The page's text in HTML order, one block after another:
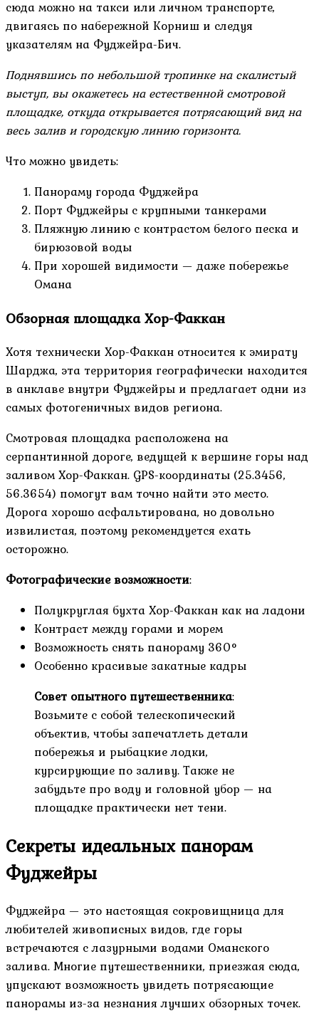
сюда можно на такси или личном транспорте,
двигаясь по набережной Корниш и следуя
указателям на Фуджейра-Бич.
Поднявшись по небольшой тропинке на скалистый
выступ, вы окажетесь на естественной смотровой
площадке, откуда открывается потрясающий вид на
весь залив и городскую линию горизонта.
Что можно увидеть:
Панораму города Фуджейра
Порт Фуджейры с крупными танкерами
Пляжную линию с контрастом белого песка и
бирюзовой воды
При хорошей видимости — даже побережье
Омана
Обзорная площадка Хор-Факкан
Хотя технически Хор-Факкан относится к эмирату
Шарджа, эта территория географически находится
в анклаве внутри Фуджейры и предлагает одни из
самых фотогеничных видов региона.
Смотровая площадка расположена на
серпантинной дороге, ведущей к вершине горы над
заливом Хор-Факкан. GPS-координаты (25.3456,
56.3654) помогут вам точно найти это место.
Дорога хорошо асфальтирована, но довольно
извилистая, поэтому рекомендуется ехать
осторожно.
Фотографические возможности:
Полукруглая бухта Хор-Факкан как на ладони
Контраст между горами и морем
Возможность снять панораму 360°
Особенно красивые закатные кадры
Совет опытного путешественника:
Возьмите с собой телескопический
объектив, чтобы запечатлеть детали
побережья и рыбацкие лодки,
курсирующие по заливу. Также не
забудьте про воду и головной убор — на
площадке практически нет тени.
Секреты идеальных панорам
Фуджейры
Фуджейра — это настоящая сокровищница для
любителей живописных видов, где горы
встречаются с лазурными водами Оманского
залива. Многие путешественники, приезжая сюда,
упускают возможность увидеть потрясающие
панорамы из-за незнания лучших обзорных точек.